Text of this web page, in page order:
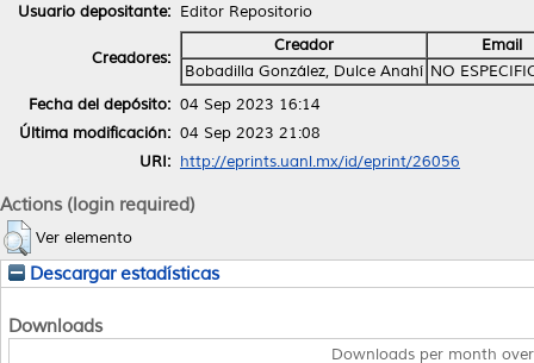
Usuario depositante: Editor Repositorio
Creadores:
Creador
Email
Bobadilla González, Dulce Anahí NO
Fecha del depósito: 04 Sep 2023 16:14
Última modificación: 04 Sep 2023 21:08
URI: http://eprints.uanl.mx/id/eprint/26056
Actions (login required)
Ver elemento
Descargar estadísticas
Downloads
Downloads per month